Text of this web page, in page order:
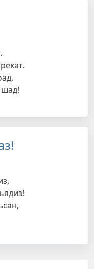
шад!